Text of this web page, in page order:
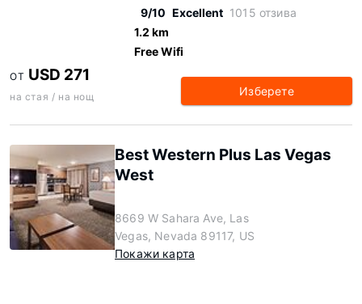
9/10 Excellent 1015 отзива
1.2 km
Free Wifi
ОТ USD 271
на стая / на нощ Изберете
Best Western Plus Las Vegas
West
8669 W Sahara Ave, Las
Vegas, Nevada 89117, US
Покажи карта